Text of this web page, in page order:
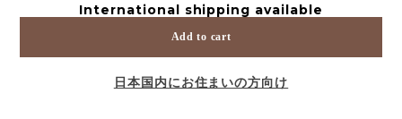
International shipping available
Add to cart
日本国内にお住まいの方向け